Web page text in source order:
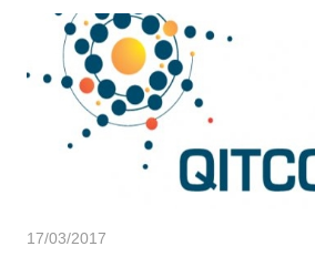
17/03/2017